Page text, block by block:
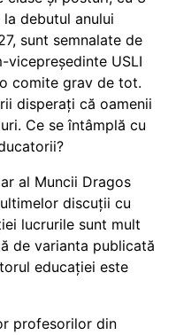
debutul anului
sunt semnalate de
vicepreședinte USLI
comite grav de tot.
disperați că oamenii
Ce se întâmplă cu
al Muncii Dragos
discuții cu
lucrurile sunt mult
de varianta publicată
educației este
profesorilor din